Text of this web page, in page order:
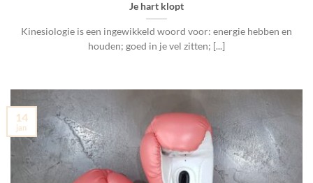
Je hart klopt
Kinesiologie is een ingewikkeld woord voor: energie hebben en
houden; goed in je vel zitten; [...]
14
jan